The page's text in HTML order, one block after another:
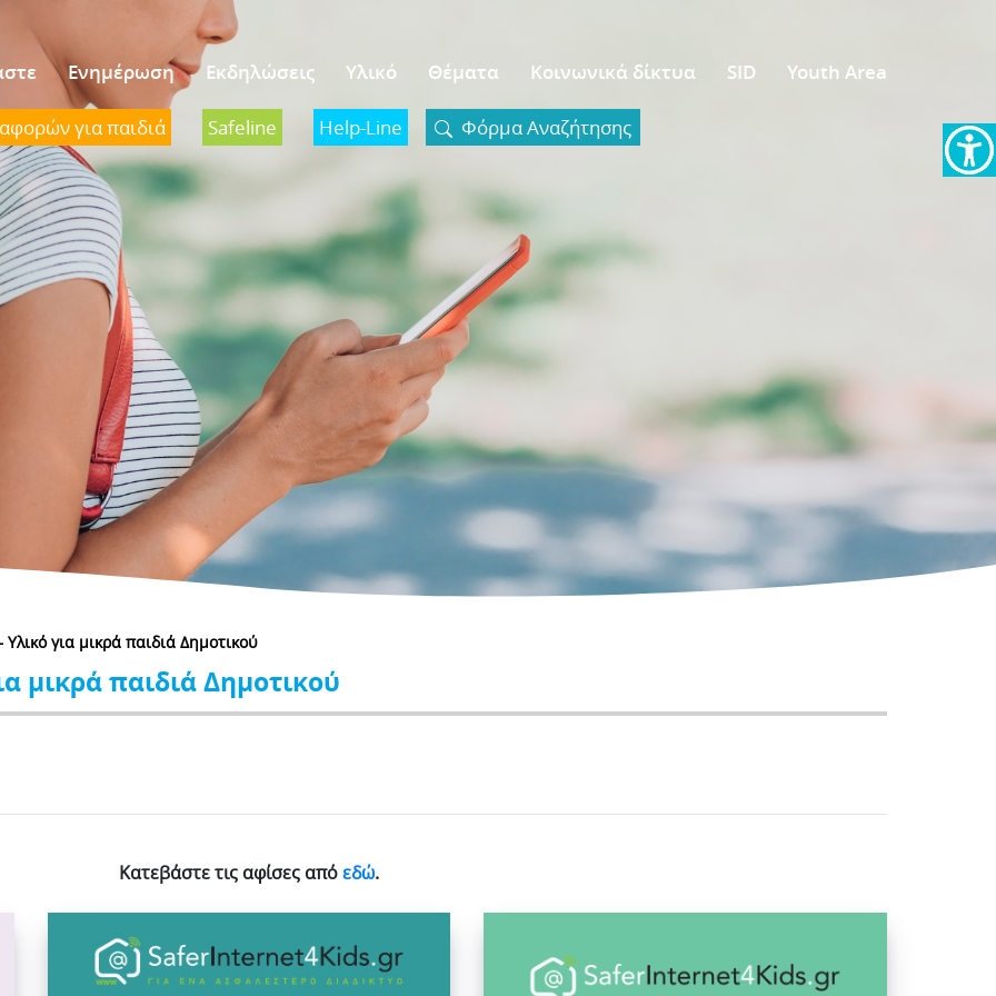
Ενημέρωση Εκδηλώσεις Υλικό Θέματα Κοινωνικά δίκτυα SID Youth Area
για παιδιά Safeline Help-Line Φόρμα Aναζήτησης
για μικρά παιδιά Δημοτικού
μικρά παιδιά Δημοτικού
Κατεβάστε τις αφίσες απόεδώ.